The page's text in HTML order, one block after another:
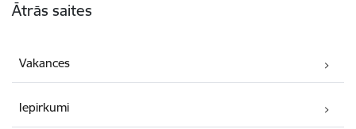
Ātrās saites
Vakances
Iepirkumi